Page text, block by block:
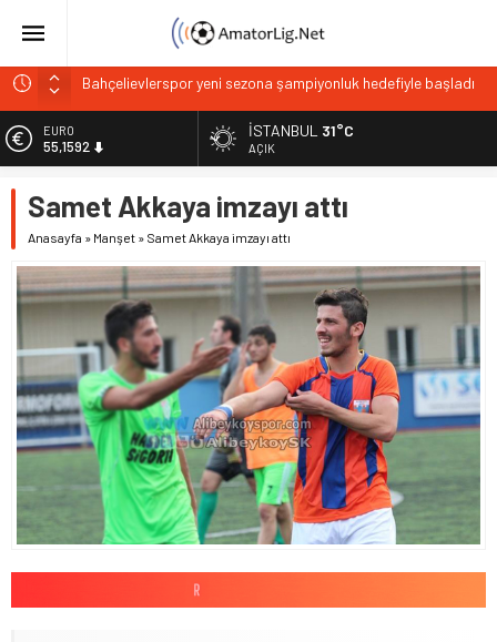
Bahçelievlerspor yeni sezona şampiyonluk hedefiyle başladı
Önder Baykuşak yeniden Beyoğlu Çukurspor’da
Kulaksız Okspor’da Burak Çelik’le yola devam
Barış Şahin Beyoğlu Çukurspor’da göreve başladı
ziyaret
EURO
55,1592
6.649,08
BİST
DOLAR
47,7124
İSTANBUL 31°C
AÇIK
Samet Akkaya imzayı attı
Anasayfa » Manşet » Samet Akkaya imzayı attı